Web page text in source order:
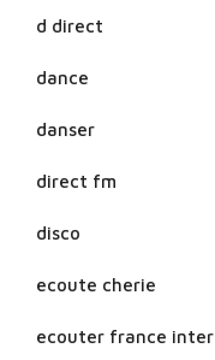
d direct
dance
danser
direct fm
disco
ecoute cherie
ecouter france inter